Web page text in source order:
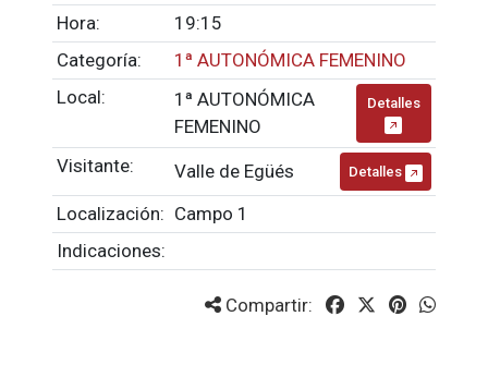
Hora:
19:15
Categoría:
1ª AUTONÓMICA FEMENINO
Local:
1ª AUTONÓMICA
FEMENINO
Detalles
Visitante: Valle de Egüés Detalles
Localización: Campo 1
Indicaciones:
Compartir: